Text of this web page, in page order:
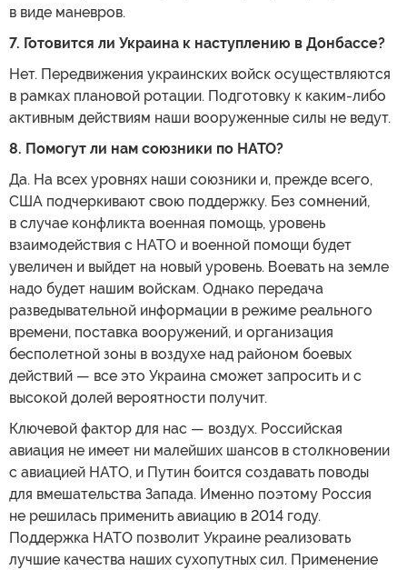
в виде маневров.
7. Готовится ли Украина к наступлению в Донбассе?
Нет. Передвижения украинских войск осуществляются
в рамках плановой ротации. Подготовку к каким-либо
активным действиям наши вооруженные силы не ведут.
8. Помогут ли нам союзники по НАТО?
Да. На всех уровнях наши союзники и, прежде всего,
США подчеркивают свою поддержку. Без сомнений,
в случае конфликта военная помощь, уровень
взаимодействия с НАТО и военной помощи будет
увеличен и выйдет на новый уровень. Воевать на земле
надо будет нашим войскам. Однако передача
разведывательной информации в режиме реального
времени, поставка вооружений, и организация
бесполетной зоны в воздухе над районом боевых
действий — все это Украина сможет запросить и с
высокой долей вероятности получит.
Ключевой фактор для нас — воздух. Российская
авиация не имеет ни малейших шансов в столкновении
с авиацией НАТО, и Путин боится создавать поводы
для вмешательства Запада. Именно поэтому Россия
не решилась применить авиацию в 2014 году.
Поддержка НАТО позволит Украине реализовать
лучшие качества наших сухопутных сил. Применение